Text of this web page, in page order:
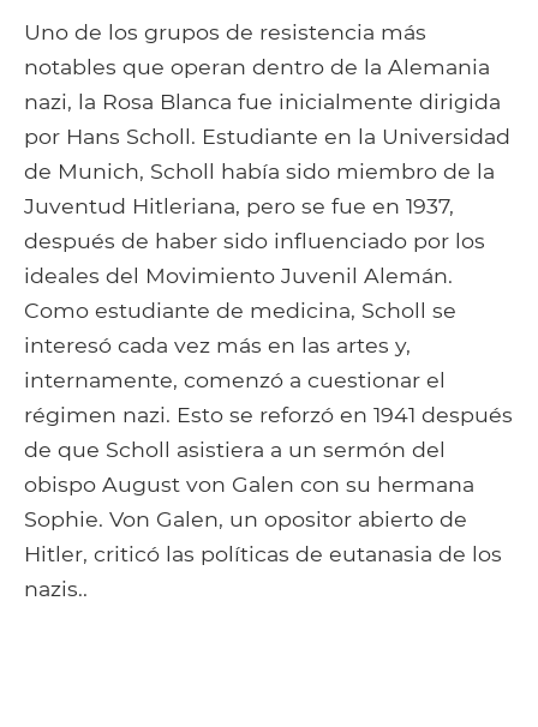
Uno de los grupos de resistencia más
notables que operan dentro de la Alemania
nazi, la Rosa Blanca fue inicialmente dirigida
por Hans Scholl. Estudiante en la Universidad
de Munich, Scholl había sido miembro de la
Juventud Hitleriana, pero se fue en 1937,
después de haber sido influenciado por los
ideales del Movimiento Juvenil Alemán.
Como estudiante de medicina, Scholl se
interesó cada vez más en las artes y,
internamente, comenzó a cuestionar el
régimen nazi. Esto se reforzó en 1941 después
de que Scholl asistiera a un sermón del
obispo August von Galen con su hermana
Sophie. Von Galen, un opositor abierto de
Hitler, criticó las políticas de eutanasia de los
nazis..